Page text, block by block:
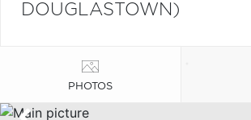
DOUGLASTOWN)
PHOTOS